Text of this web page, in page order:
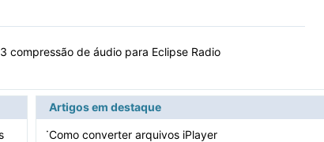
compressão de áudio para Eclipse Radio
Artigos em destaque
·Como converter arquivos iPlayer